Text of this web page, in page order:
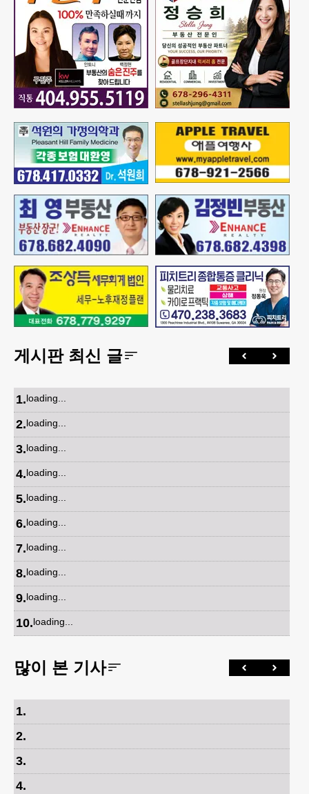
게시판 최신 글
1.loading...
2.loading...
3.loading...
4.loading...
5.loading...
6.loading...
7.loading...
8.loading...
9.loading...
10.loading...
많이 본 기사
1.
2.
3.
4.